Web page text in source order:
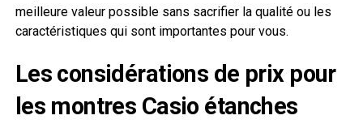
meilleure valeur possible sans sacrifier la qualité ou les
caractéristiques qui sont importantes pour vous.
Les considérations de prix pour
les montres Casio étanches